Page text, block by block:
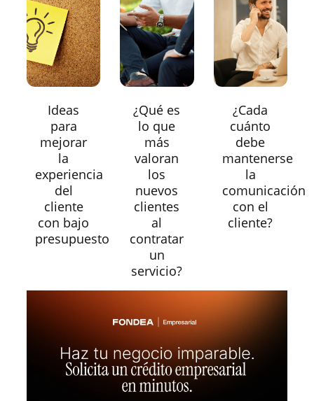
Ideas
para
mejorar
la
experiencia
del
cliente
con bajo
presupuesto
¿Qué es
lo que
más
valoran
los
nuevos
clientes
al
contratar
un
servicio?
¿Cada
cuánto
debe
mantenerse
la
comunicación
con el
cliente?